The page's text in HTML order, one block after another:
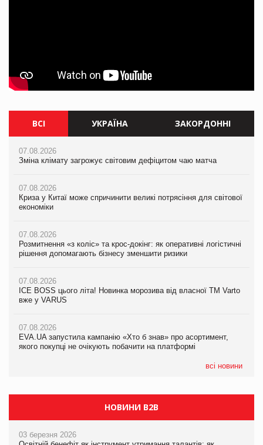
ВСІ УКРАЇНА ЗАКОРДОННІ
07.08.2026
Зміна клімату загрожує світовим дефіцитом чаю матча
07.08.2026
Криза у Китаї може спричинити великі потрясіння для світової
економіки
07.08.2026
Розмитнення «з коліс» та крос-докінг: як оперативні логістичні
рішення допомагають бізнесу зменшити ризики
07.08.2026
ICE BOSS цього літа! Новинка морозива від власної ТМ Varto
вже у VARUS
07.08.2026
EVA.UA запустила кампанію «Хто б знав» про асортимент,
якого покупці не очікують побачити на платформі
всі новини
07.08.2026
Розмитнення «з коліс» та крос-докінг: як оперативні логістичні
07.08.2026
ICE BOSS цього літа! Новинка морозива від власної ТМ Varto
07.08.2026
EVA.UA запустила кампанію «Хто б знав» про асортимент,
06.08.2026
Смачна новинка для хвостатих: у VARUS з’явилися паучі
05.08.2026
Мережа супермаркетів VARUS купує мережу магазинів
07.08.2026
Зміна клімату загрожує світовим дефіцитом чаю матча
07.08.2026
Криза у Китаї може спричинити великі потрясіння для світової
економіки
07.08.2026
Kraft Heinz скоротила збиток у першому півріччі
Продажі Hugo Boss впали на 9%
НОВИНИ B2B
03 березня 2026